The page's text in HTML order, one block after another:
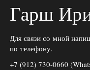
Гарш
Для связи со мной
по телефону.
+7 (912) 730-0660